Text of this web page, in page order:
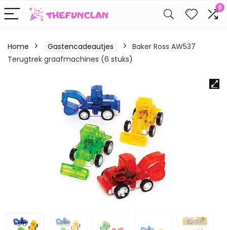
0
Home Gastencadeautjes
Baker Ross AW537
Terugtrek graafmachines (6 stuks)